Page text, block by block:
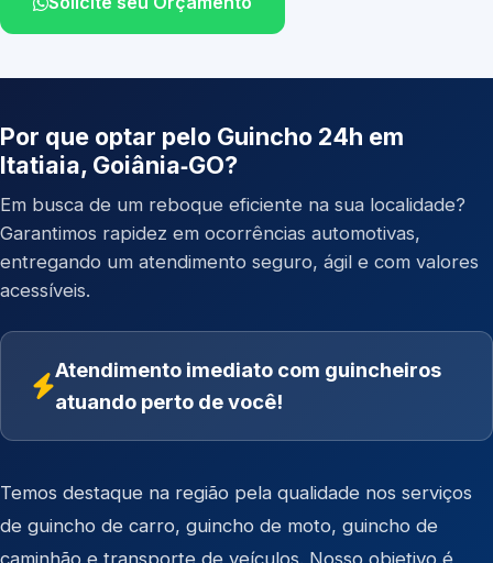
Por que optar pelo Guincho 24h em
Itatiaia, Goiânia‑GO?
Em busca de um reboque eficiente na sua localidade?
Garantimos rapidez em ocorrências automotivas,
entregando um atendimento seguro, ágil e com valores
acessíveis.
Atendimento imediato com guincheiros
atuando perto de você!
Temos destaque na região pela qualidade nos serviços
de guincho de carro, guincho de moto, guincho de
caminhão e transporte de veículos . Nosso objetivo é